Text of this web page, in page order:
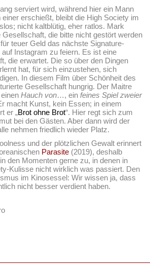
serviert wird, während hier ein Mann
erschießt, bleibt die High Society im
nicht kaltblütig, eher ratlos. Mark
Gesellschaft, die bitte nicht gestört werden
teuer Geld das nächste Signature-
Instagram zu feiern. Es ist eine
die erwartet. Die so über den Dingen
hat, für sich einzustehen, sich
In diesem Film über Schönheit des
Gesellschaft hungrig. Der Maitre
einenHauch von…, einfeines Spiel zweier
macht Kunst, kein Essen; in einem
er „Brot ohne Brot“. Hier regt sich zum
bei den Gästen. Aber dann wird der
nehmen friedlich wieder Platz.
und der plötzlichen Gewalt erinnert
Parasite (2019), deshalb
den Momenten gerne zu, in denen in
Kulisse nicht wirklich was passiert. Den
im Kinosessel: Wir wissen ja, dass
nicht besser verdient haben.